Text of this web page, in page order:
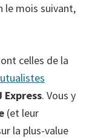
le mois suivant,
celles de la
Express. Vous y
(et leur
la plus-value